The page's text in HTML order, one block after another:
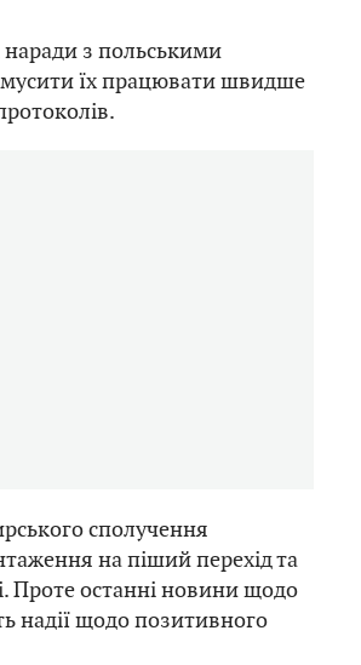
наради з польськими
їх працювати швидше
сполучення
на піший перехід та
Проте останні новини щодо
надії щодо позитивного